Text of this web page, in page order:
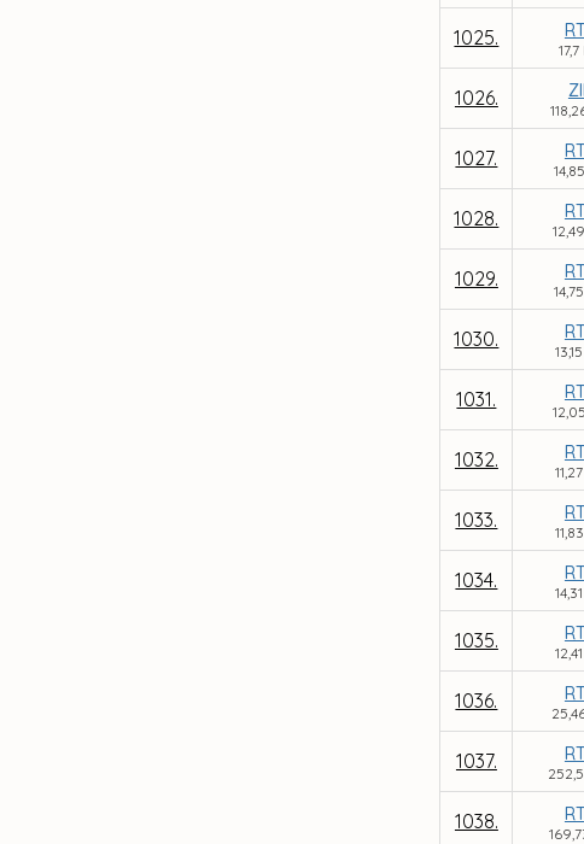
1025.
1026.
1027.
1028.
1029.
1030.
1031.
1032.
1033.
1034.
1035.
1036.
1037.
1038.